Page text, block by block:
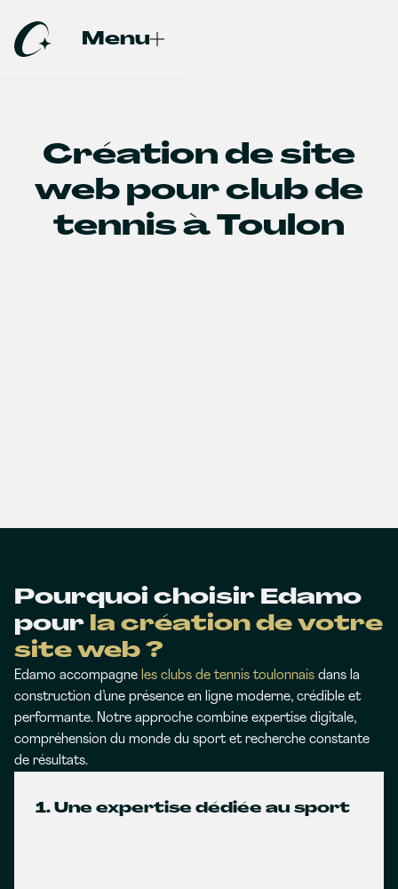
Menu
Création de site
web pour club de
tennis à Toulon
Pourquoi choisir Edamo
pour la création de votre
site web ?
Edamo accompagne les clubs de tennis toulonnais dans la
construction d’une présence en ligne moderne, crédible et
performante. Notre approche combine expertise digitale,
compréhension du monde du sport et recherche constante
de résultats.
1. Une expertise dédiée au sport